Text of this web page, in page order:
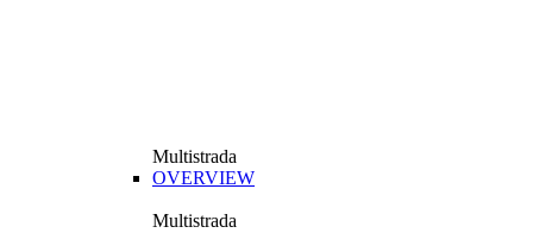
Multistrada
OVERVIEW
Multistrada